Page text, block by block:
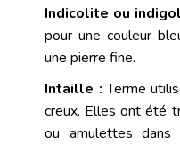
Indicolite ou
pour une couleur
une pierre fine.
Intaille : Terme
creux. Elles ont été
ou amulettes dans